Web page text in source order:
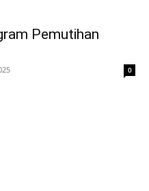
Pemutihan
0